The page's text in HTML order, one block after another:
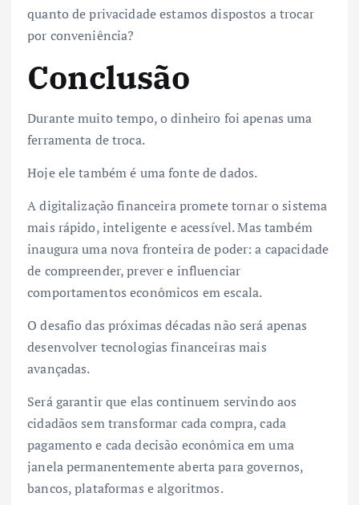
quanto de privacidade estamos dispostos a trocar
por conveniência?
Conclusão
Durante muito tempo, o dinheiro foi apenas uma
ferramenta de troca.
Hoje ele também é uma fonte de dados.
A digitalização financeira promete tornar o sistema
mais rápido, inteligente e acessível. Mas também
inaugura uma nova fronteira de poder: a capacidade
de compreender, prever e influenciar
comportamentos econômicos em escala.
O desafio das próximas décadas não será apenas
desenvolver tecnologias financeiras mais
avançadas.
Será garantir que elas continuem servindo aos
cidadãos sem transformar cada compra, cada
pagamento e cada decisão econômica em uma
janela permanentemente aberta para governos,
bancos, plataformas e algoritmos.